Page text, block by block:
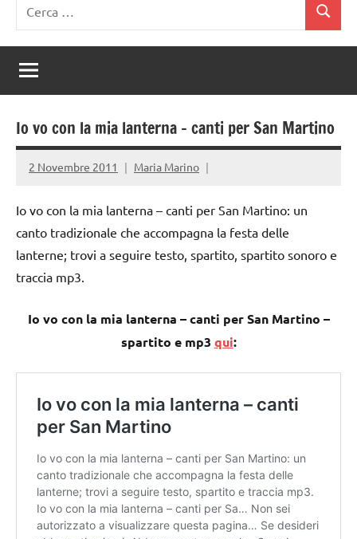
per:
Cerca
Io vo con la mia lanterna – canti per San Martino
2 Novembre 2011 Maria Marino
Io vo con la mia lanterna – canti per San Martino: un
canto tradizionale che accompagna la festa delle
lanterne; trovi a seguire testo, spartito, spartito sonoro e
traccia mp3.
Io vo con la mia lanterna – canti per San Martino –
spartito e mp3 qui: